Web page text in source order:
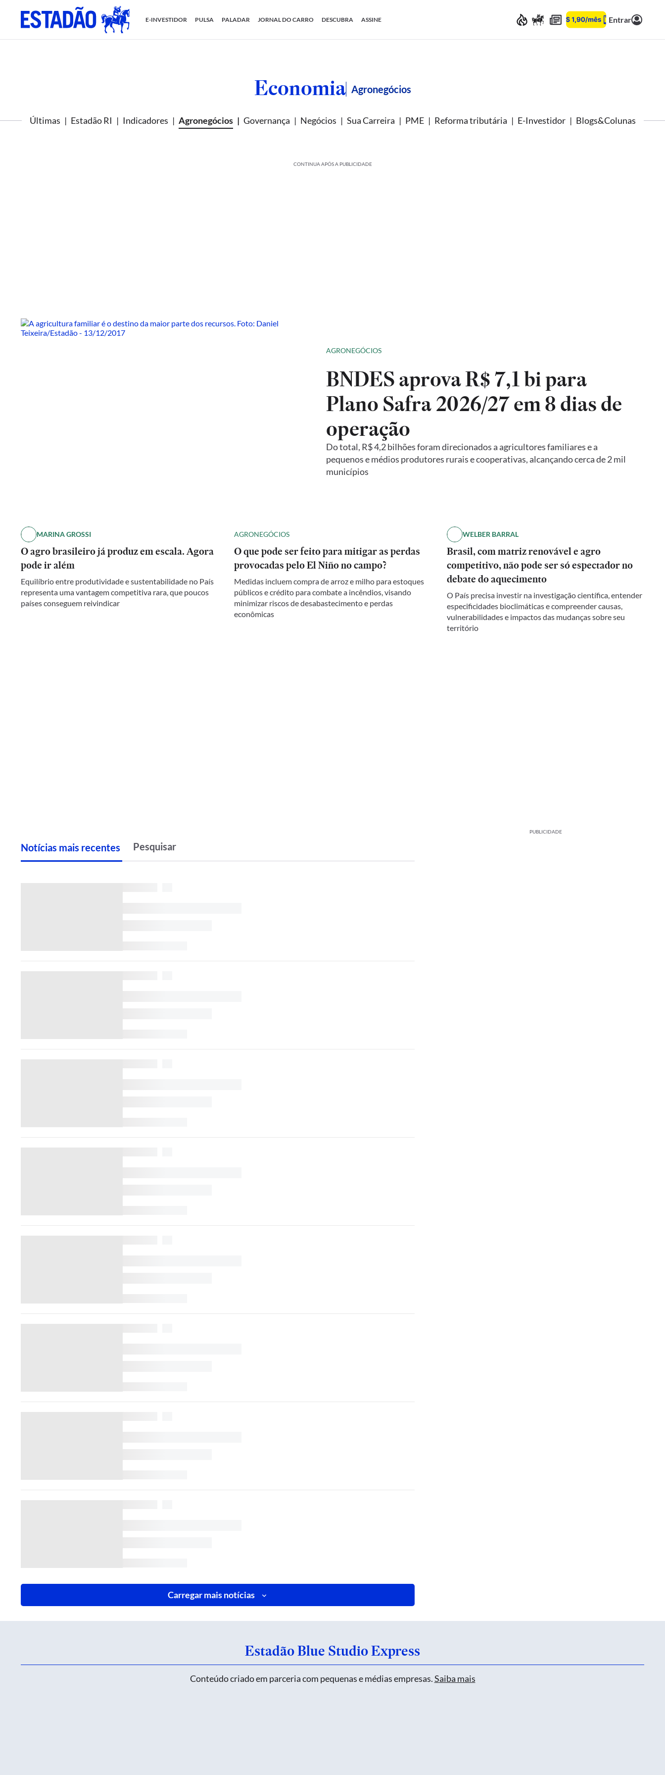
E-INVESTIDOR PULSA PALADAR JORNAL DO CARRO DESCUBRA ASSINE Entrar
Economia Agronegócios
Últimas Estadão RI Indicadores Agronegócios Governança Negócios Sua Carreira PME Reforma tributária E-Investidor Blogs&Colunas
CONTINUA APÓS A PUBLICIDADE
AGRONEGÓCIOS
BNDES aprova R$ 7,1 bi para
Plano Safra 2026/27 em 8 dias de
operação
Do total, R$ 4,2 bilhões foram direcionados a agricultores familiares e a
pequenos e médios produtores rurais e cooperativas, alcançando cerca de 2 mil
municípios
MARINA GROSSI
O agro brasileiro já produz em escala. Agora
pode ir além
Equilíbrio entre produtividade e sustentabilidade no País
representa uma vantagem competitiva rara, que poucos
países conseguem reivindicar
AGRONEGÓCIOS
O que pode ser feito para mitigar as perdas
provocadas pelo El Niño no campo?
Medidas incluem compra de arroz e milho para estoques
públicos e crédito para combate a incêndios, visando
minimizar riscos de desabastecimento e perdas
econômicas
WELBER BARRAL
Brasil, com matriz renovável e agro
competitivo, não pode ser só espectador no
debate do aquecimento
O País precisa investir na investigação científica, entender
especificidades bioclimáticas e compreender causas,
vulnerabilidades e impactos das mudanças sobre seu
território
Notícias mais recentes
Carregar mais notícias
PUBLICIDADE
Estadão Blue Studio Express
Conteúdo criado em parceria com pequenas e médias empresas.Saiba mais